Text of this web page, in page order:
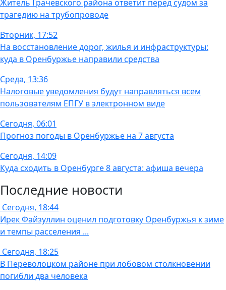
Житель Грачевского района ответит перед судом за
трагедию на трубопроводе
Вторник, 17:52
На восстановление дорог, жилья и инфраструктуры:
куда в Оренбуржье направили средства
Среда, 13:36
Налоговые уведомления будут направляться всем
пользователям ЕПГУ в электронном виде
Сегодня, 06:01
Прогноз погоды в Оренбуржье на 7 августа
Сегодня, 14:09
Куда сходить в Оренбурге 8 августа: афиша вечера
Последние новости
Сегодня, 18:44
Ирек Файзуллин оценил подготовку Оренбуржья к зиме
и темпы расселения ...
Сегодня, 18:25
В Переволоцком районе при лобовом столкновении
погибли два человека